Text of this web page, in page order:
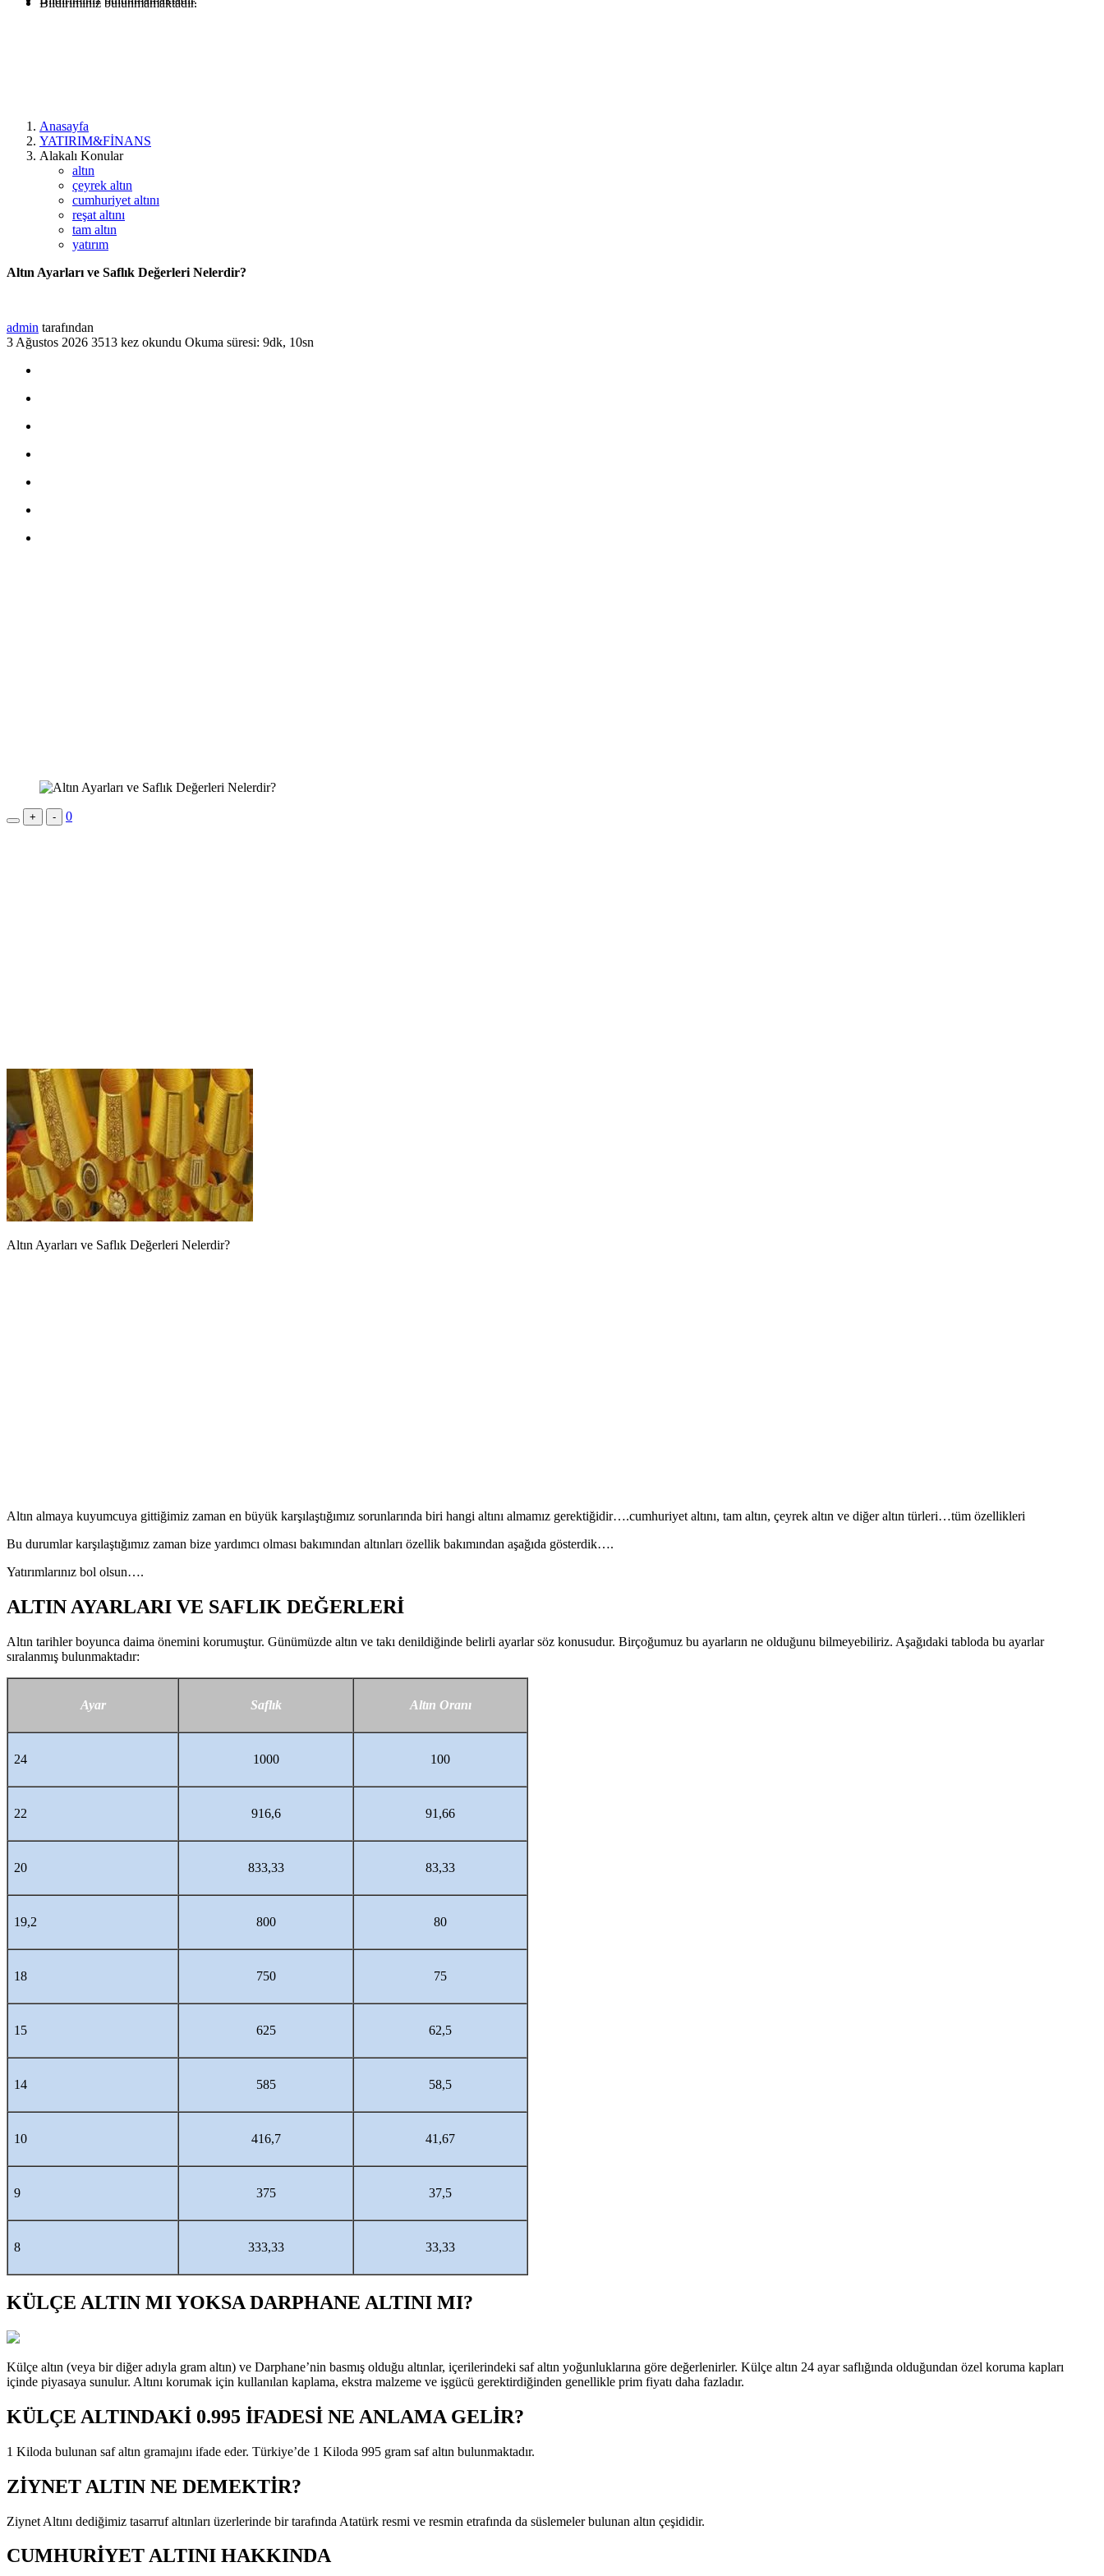
Bildiriminiz bulunmamaktadır.
Anasayfa
YATIRIM&FİNANS
Alakalı Konular
altın
çeyrek altın
cumhuriyet altını
reşat altını
tam altın
yatırım
Altın Ayarları ve Saflık Değerleri Nelerdir?
admin tarafından
3 Ağustos 2026 3513 kez okundu Okuma süresi: 9dk, 10sn
+ - 0
Altın Ayarları ve Saflık Değerleri Nelerdir?
Altın almaya kuyumcuya gittiğimiz zaman en büyük karşılaştığımız sorunlarında biri hangi altını almamız gerektiğidir….cumhuriyet altını, tam altın, çeyrek altın ve diğer altın türleri…tüm özellikleri
Bu durumlar karşılaştığımız zaman bize yardımcı olması bakımından altınları özellik bakımından aşağıda gösterdik….
Yatırımlarınız bol olsun….
ALTIN AYARLARI VE SAFLIK DEĞERLERİ
Altın tarihler boyunca daima önemini korumuştur. Günümüzde altın ve takı denildiğinde belirli ayarlar söz konusudur. Birçoğumuz bu ayarların ne olduğunu bilmeyebiliriz. Aşağıdaki tabloda bu ayarlar
sıralanmış bulunmaktadır:
Ayar Saflık Altın Oranı
24 1000 100
22 916,6 91,66
20 833,33 83,33
19,2 800 80
18 750 75
15 625 62,5
14 585 58,5
10 416,7 41,67
9 375 37,5
8 333,33 33,33
KÜLÇE ALTIN MI YOKSA DARPHANE ALTINI MI?
Külçe altın (veya bir diğer adıyla gram altın) ve Darphane’nin basmış olduğu altınlar, içerilerindeki saf altın yoğunluklarına göre değerlenirler. Külçe altın 24 ayar saflığında olduğundan özel koruma kapları
içinde piyasaya sunulur. Altını korumak için kullanılan kaplama, ekstra malzeme ve işgücü gerektirdiğinden genellikle prim fiyatı daha fazladır.
KÜLÇE ALTINDAKİ 0.995 İFADESİ NE ANLAMA GELİR?
1 Kiloda bulunan saf altın gramajını ifade eder. Türkiye’de 1 Kiloda 995 gram saf altın bulunmaktadır.
ZİYNET ALTIN NE DEMEKTİR?
Ziynet Altını dediğimiz tasarruf altınları üzerlerinde bir tarafında Atatürk resmi ve resmin etrafında da süslemeler bulunan altın çeşididir.
CUMHURİYET ALTINI HAKKINDA